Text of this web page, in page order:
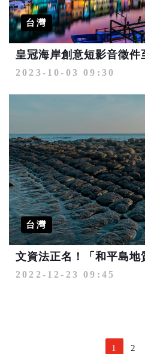
台灣
2023-10-03 09:30
台灣
2022-12-23 09:45
1 2